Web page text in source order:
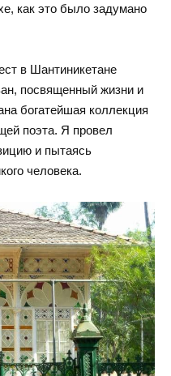
как это было задумано
в Шантиникетане
посвященный жизни и
богатейшая коллекция
поэта. Я провел
и пытаясь
человека.